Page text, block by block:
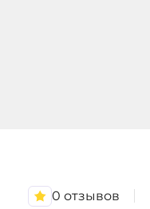
0 отзывов